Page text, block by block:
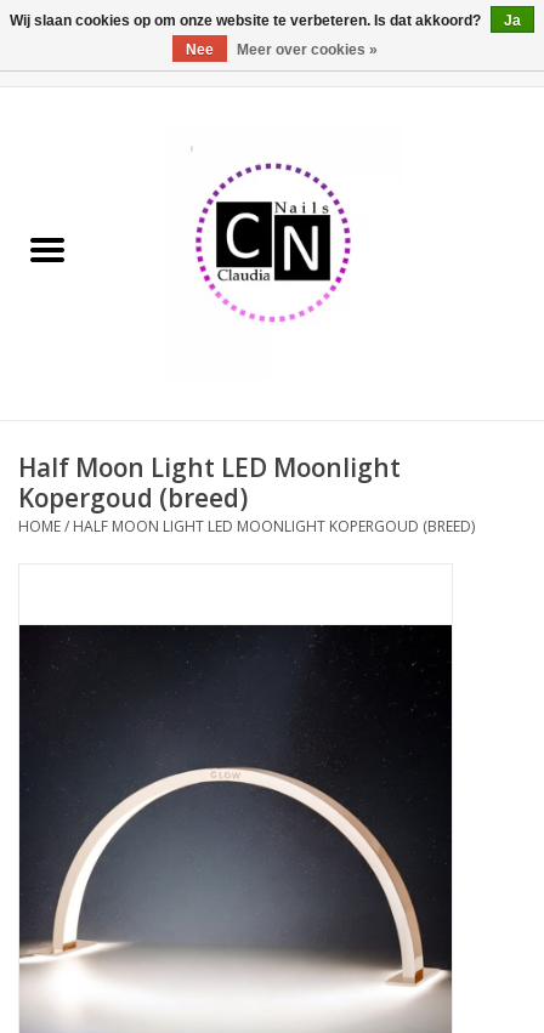
Pedicure producten
Acrylpoeder
Aluminium koffer/Trolley
Meubilair
NailArt Producten
Startpakketten
NIEUW! MBS Producten
Beauty Producten
Half Moon Light LED Moonlight
Kopergoud (breed)
HOME/ HALF MOON LIGHT LED MOONLIGHT KOPERGOUD (BREED)
Wij slaan cookies op om onze website te verbeteren. Is dat akkoord?
Ja
Nee
Meer over cookies »